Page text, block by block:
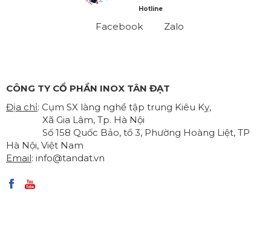
Hotline
Facebook Zalo
CÔNG TY CỔ PHẦN INOX TÂN ĐẠT
Địa chỉ: Cụm SX làng nghề tập trung Kiêu Kỵ,
Xã Gia Lâm, Tp. Hà Nội
Số 158 Quốc Bảo, tổ 3, Phường Hoàng Liệt, TP
Hà Nội, Việt Nam
Email: info@tandat.vn